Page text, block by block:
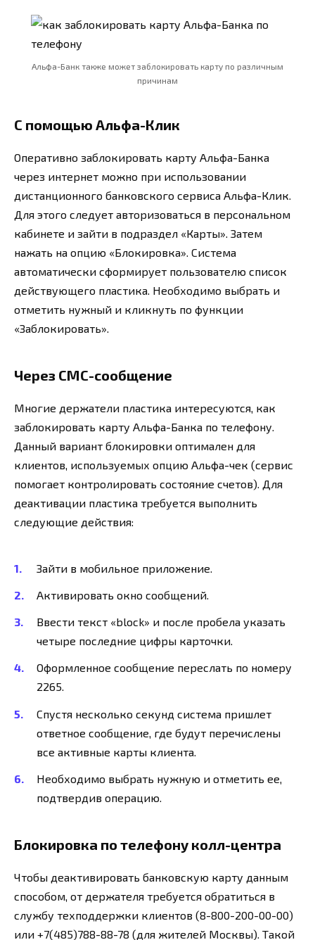
Альфа-Банк также может заблокировать карту по различным
причинам
С помощью Альфа-Клик
Оперативно заблокировать карту Альфа-Банка
через интернет можно при использовании
дистанционного банковского сервиса Альфа-Клик.
Для этого следует авторизоваться в персональном
кабинете и зайти в подраздел «Карты». Затем
нажать на опцию «Блокировка». Система
автоматически сформирует пользователю список
действующего пластика. Необходимо выбрать и
отметить нужный и кликнуть по функции
«Заблокировать».
Через СМС-сообщение
Многие держатели пластика интересуются, как
заблокировать карту Альфа-Банка по телефону.
Данный вариант блокировки оптимален для
клиентов, используемых опцию Альфа-чек (сервис
помогает контролировать состояние счетов). Для
деактивации пластика требуется выполнить
следующие действия:
Зайти в мобильное приложение.
Активировать окно сообщений.
Ввести текст «block» и после пробела указать
четыре последние цифры карточки.
Оформленное сообщение переслать по номеру
2265.
Спустя несколько секунд система пришлет
ответное сообщение, где будут перечислены
все активные карты клиента.
Необходимо выбрать нужную и отметить ее,
подтвердив операцию.
Блокировка по телефону колл-центра
Чтобы деактивировать банковскую карту данным
способом, от держателя требуется обратиться в
службу техподдержки клиентов (8-800-200-00-00)
или +7(485)788-88-78 (для жителей Москвы). Такой